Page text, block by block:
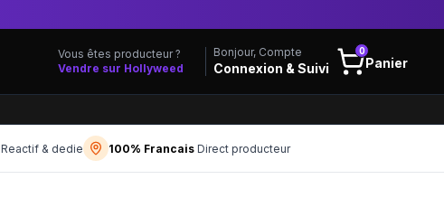
Vous êtes producteur ?
Vendre sur Hollyweed
Bonjour, Compte
Connexion & Suivi
0
Panier
Reactif & dedie 100% Francais Direct producteur